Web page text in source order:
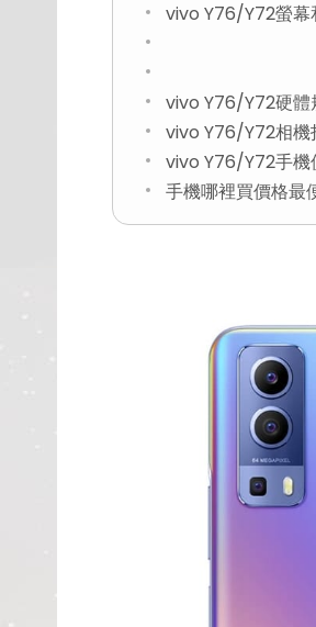
vivo Y76/Y72螢幕
vivo Y76/Y72硬體
vivo Y76/Y72相機
vivo Y76/Y72手機
手機哪裡買價格最